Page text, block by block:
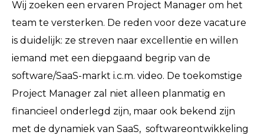
Wij zoeken een ervaren Project Manager om het
team te versterken. De reden voor deze vacature
is duidelijk: ze streven naar excellentie en willen
iemand met een diepgaand begrip van de
software/SaaS-markt i.c.m. video. De toekomstige
Project Manager zal niet alleen planmatig en
financieel onderlegd zijn, maar ook bekend zijn
met de dynamiek van SaaS, softwareontwikkeling